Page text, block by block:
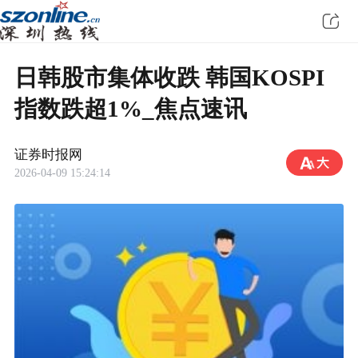
日韩股市集体收跌 韩国KOSPI
指数跌超1%_焦点速讯
证券时报网
2026-04-09 15:24:14